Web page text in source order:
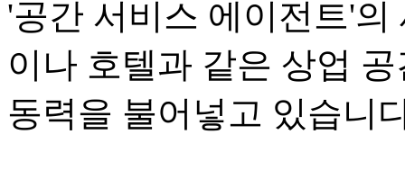
'공간 서비스 에이전트'
이나 호텔과 같은 상업
동력을 불어넣고 있습니